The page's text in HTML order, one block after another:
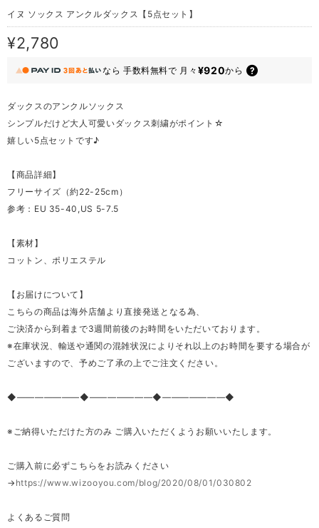
イヌ ソックス アンクルダックス【5点セット】
¥2,780
なら 手数料無料で 月々 ¥920から
ダックスのアンクルソックス
シンプルだけど大人可愛いダックス刺繍がポイント☆
嬉しい5点セットです♪
【商品詳細】
フリーサイズ（約22-25cm）
参考：EU 35-40,US 5-7.5
【素材】
コットン、ポリエステル
【お届けについて】
こちらの商品は海外店舗より直接発送となる為、
ご決済から到着まで3週間前後のお時間をいただいております。
※在庫状況、輸送や通関の混雑状況によりそれ以上のお時間を要する場合が
ございますので、予めご了承の上でご注文ください。
◆―――――――◆―――――――◆―――――――◆
※ご納得いただけた方のみ ご購入いただくようお願いいたします。
ご購入前に必ずこちらをお読みください
→ https://www.wizooyou.com/blog/2020/08/01/030802
よくあるご質問